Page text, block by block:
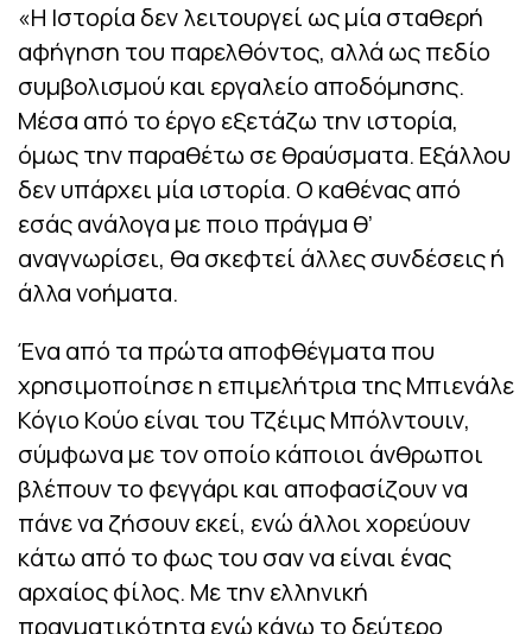
«Η Ιστορία δεν λειτουργεί ως μία σταθερή
αφήγηση του παρελθόντος, αλλά ως πεδίο
συμβολισμού και εργαλείο αποδόμησης.
Μέσα από το έργο εξετάζω την ιστορία,
όμως την παραθέτω σε θραύσματα. Εξάλλου
δεν υπάρχει μία ιστορία. Ο καθένας από
εσάς ανάλογα με ποιο πράγμα θ’
αναγνωρίσει, θα σκεφτεί άλλες συνδέσεις ή
άλλα νοήματα.
Ένα από τα πρώτα αποφθέγματα που
χρησιμοποίησε η επιμελήτρια της Μπιενάλε
Κόγιο Κούο είναι του Τζέιμς Μπόλντουιν,
σύμφωνα με τον οποίο κάποιοι άνθρωποι
βλέπουν το φεγγάρι και αποφασίζουν να
πάνε να ζήσουν εκεί, ενώ άλλοι χορεύουν
κάτω από το φως του σαν να είναι ένας
αρχαίος φίλος. Με την ελληνική
πραγματικότητα εγώ κάνω το δεύτερο